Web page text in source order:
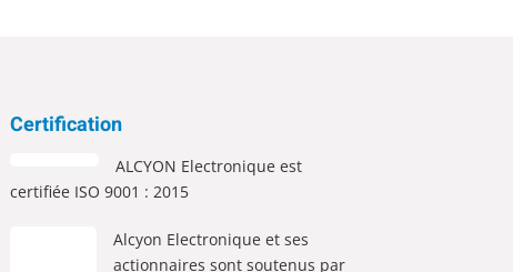
Certification
ALCYON Electronique est
certifiée ISO 9001 : 2015
Alcyon Electronique et ses
actionnaires sont soutenus par